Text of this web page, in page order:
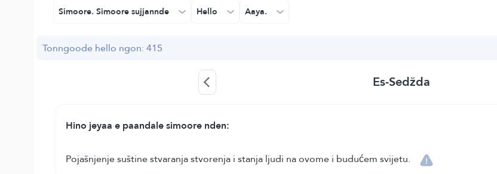
Simoore. Simoore sujjannde Hello Aaya.
Tonngoode hello ngon: 415
Es-Sedžda
Hino jeyaa e paandale simoore nden:
Pojašnjenje suštine stvaranja stvorenja i stanja ljudi na ovome i budućem svijetu.